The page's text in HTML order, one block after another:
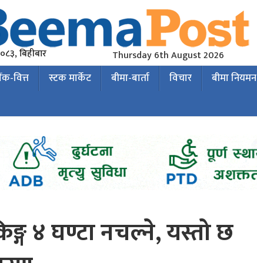
बिहीबार Thursday 6th August 2026
वित्त स्टक मार्केट बीमा-बार्ता विचार बीमा नियमन
४ घण्टा नचल्ने, यस्तो छ